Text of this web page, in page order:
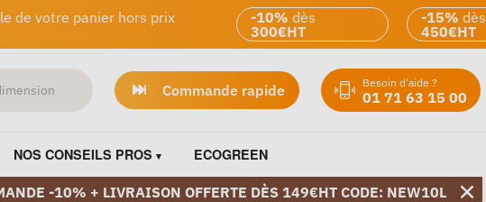
de votre panier hors prix
-10% dès
300€HT
-15% dès
450€HT
Commande rapide Besoin d'aide ?
01 71 63 15 00
NOS CONSEILS PROS ECOGREEN
-10% + LIVRAISON OFFERTE DÈS 149€HT CODE: NEW10L